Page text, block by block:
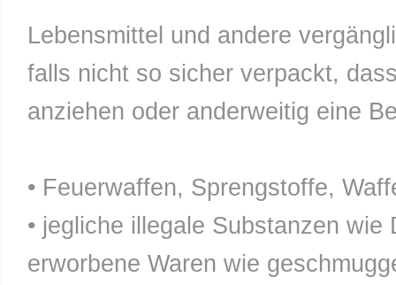
Lebensmittel und andere
falls nicht so sicher verpackt,
anziehen oder anderweitig eine
• Feuerwaffen, Sprengstoffe,
• jegliche illegale Substanzen
erworbene Waren wie